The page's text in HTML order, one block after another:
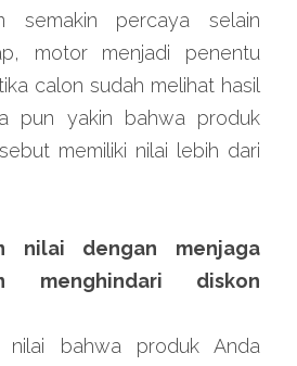
semakin percaya selain
motor menjadi penentu
calon sudah melihat hasil
pun yakin bahwa produk
memiliki nilai lebih dari
nilai dengan menjaga
menghindari diskon
nilai bahwa produk Anda